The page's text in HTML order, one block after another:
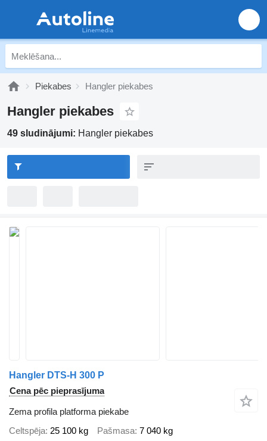
Piekabes Hangler piekabes
Hangler piekabes
49 sludinājumi: Hangler piekabes
Hangler DTS-H 300 P
Cena pēc pieprasījuma
Zema profila platforma piekabe
Celtspēja 25 100 kg Pašmasa 7 040 kg